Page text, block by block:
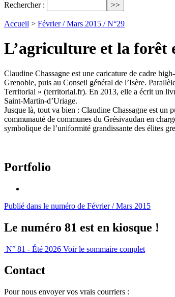
Rechercher :
Accueil > Février / Mars 2015 / N°29
L’agriculture et la forêt
Claudine Chassagne est une caricature de cadre
Grenoble, puis au Conseil général de l’Isère.
Territorial » (territorial.fr). En 2013, elle a écrit un
Saint-Martin-d’Uriage.
Jusque là, tout va bien : Claudine Chassagne est un
communauté de communes du Grésivaudan en
symbolique de l’uniformité grandissante des élites
Portfolio
Publié dans le numéro de Février / Mars 2015
Le numéro 81 est en kiosque !
N° 81 - Été 2026 Voir le sommaire complet
Contact
Pour nous envoyer vos vrais courriers :